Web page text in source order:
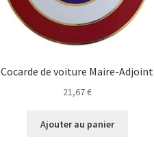
Cocarde de voiture Maire-Adjoint
21,67€
Ajouter au panier